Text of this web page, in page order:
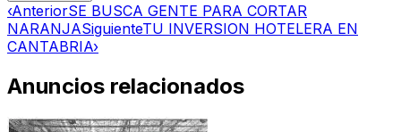
‹AnteriorSE BUSCA GENTE PARA CORTAR
NARANJASiguienteTU INVERSION HOTELERA EN
CANTABRIA›
Anuncios relacionados